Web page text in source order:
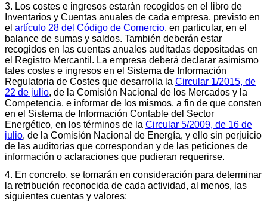
3. Los costes e ingresos estarán recogidos en el libro de
Inventarios y Cuentas anuales de cada empresa, previsto en
el artículo 28 del Código de Comercio, en particular, en el
balance de sumas y saldos. También deberán estar
recogidos en las cuentas anuales auditadas depositadas en
el Registro Mercantil. La empresa deberá declarar asimismo
tales costes e ingresos en el Sistema de Información
Regulatoria de Costes que desarrolla la Circular 1/2015, de
22 de julio, de la Comisión Nacional de los Mercados y la
Competencia, e informar de los mismos, a fin de que consten
en el Sistema de Información Contable del Sector
Energético, en los términos de la Circular 5/2009, de 16 de
julio, de la Comisión Nacional de Energía, y ello sin perjuicio
de las auditorías que correspondan y de las peticiones de
información o aclaraciones que pudieran requerirse.
4. En concreto, se tomarán en consideración para determinar
la retribución reconocida de cada actividad, al menos, las
siguientes cuentas y valores: